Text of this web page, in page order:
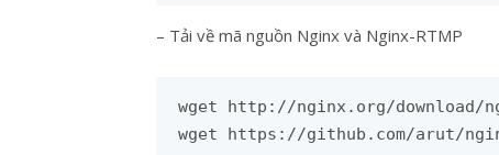
– Tải về mã nguồn Nginx và Nginx-RTMP
wget http://nginx.org/download/
wget https://github.com/arut/